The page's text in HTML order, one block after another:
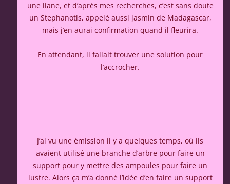
une liane, et d’après mes recherches, c’est sans doute
un Stephanotis, appelé aussi jasmin de Madagascar,
mais j’en aurai confirmation quand il fleurira.
En attendant, il fallait trouver une solution pour
l’accrocher.
J’ai vu une émission il y a quelques temps, où ils
avaient utilisé une branche d’arbre pour faire un
support pour y mettre des ampoules pour faire un
lustre. Alors ça m’a donné l’idée d’en faire un support